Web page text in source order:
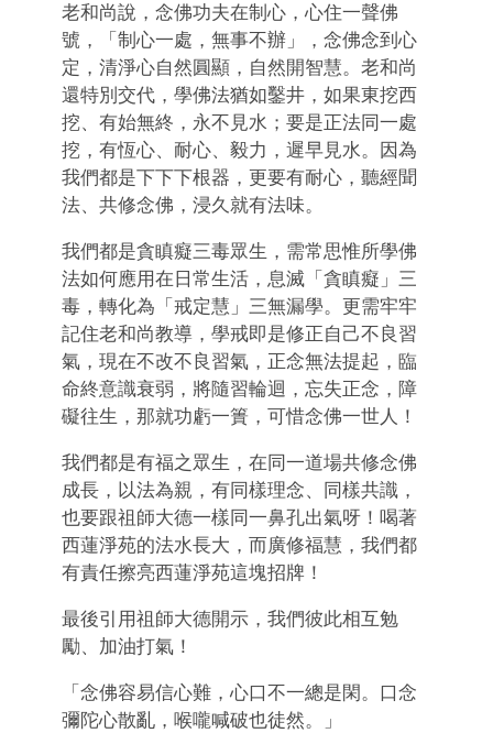
老和尚說，念佛功夫在制心，心住一聲佛
號，「制心一處，無事不辦」，念佛念到心
定，清淨心自然圓顯，自然開智慧。老和尚
還特別交代，學佛法猶如鑿井，如果東挖西
挖、有始無終，永不見水；要是正法同一處
挖，有恆心、耐心、毅力，遲早見水。因為
我們都是下下下根器，更要有耐心，聽經聞
法、共修念佛，浸久就有法味。
我們都是貪瞋癡三毒眾生，需常思惟所學佛
法如何應用在日常生活，息滅「貪瞋癡」三
毒，轉化為「戒定慧」三無漏學。更需牢牢
記住老和尚教導，學戒即是修正自己不良習
氣，現在不改不良習氣，正念無法提起，臨
命終意識衰弱，將隨習輪迴，忘失正念，障
礙往生，那就功虧一簣，可惜念佛一世人！
我們都是有福之眾生，在同一道場共修念佛
成長，以法為親，有同樣理念、同樣共識，
也要跟祖師大德一樣同一鼻孔出氣呀！喝著
西蓮淨苑的法水長大，而廣修福慧，我們都
有責任擦亮西蓮淨苑這塊招牌！
最後引用祖師大德開示，我們彼此相互勉
勵、加油打氣！
「念佛容易信心難，心口不一總是閑。口念
彌陀心散亂，喉嚨喊破也徒然。」